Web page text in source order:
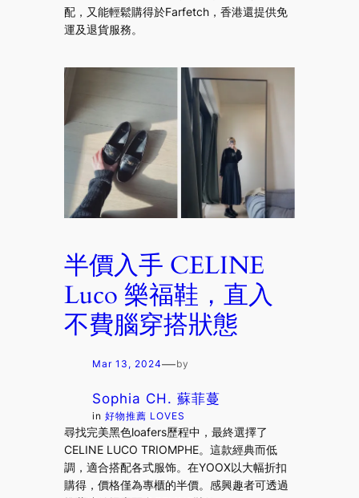
配，又能輕鬆購得於Farfetch，香港還提供免
運及退貨服務。
半價入手 CELINE
Luco 樂福鞋，直入
不費腦穿搭狀態
Mar 13, 2024—by
Sophia CH. 蘇菲蔓
in好物推薦 LOVES
尋找完美黑色loafers歷程中，最終選擇了
CELINE LUCO TRIOMPHE。這款經典而低
調，適合搭配各式服饰。在YOOX以大幅折扣
購得，價格僅為專櫃的半價。感興趣者可透過